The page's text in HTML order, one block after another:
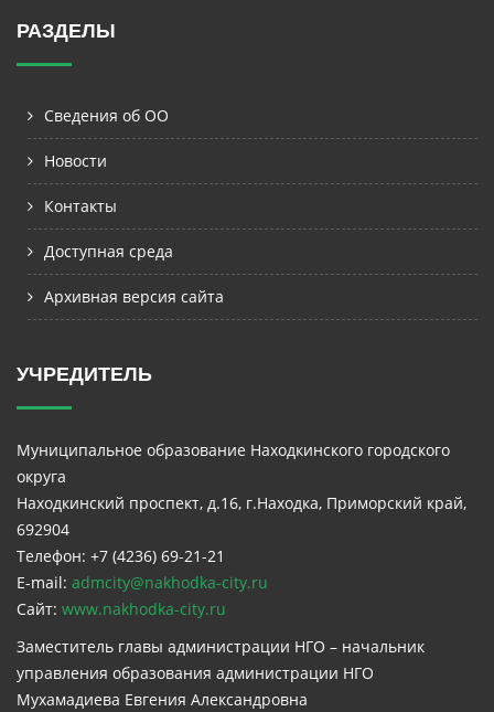
РАЗДЕЛЫ
Сведения об ОО
Новости
Контакты
Доступная среда
Архивная версия сайта
УЧРЕДИТЕЛЬ
Муниципальное образование Находкинского городского
округа
Находкинский проспект, д.16, г.Находка, Приморский край,
692904
Телефон: +7 (4236) 69-21-21
E-mail: admcity@nakhodka-city.ru
Сайт: www.nakhodka-city.ru
Заместитель главы администрации НГО – начальник
управления образования администрации НГО
Мухамадиева Евгения Александровна